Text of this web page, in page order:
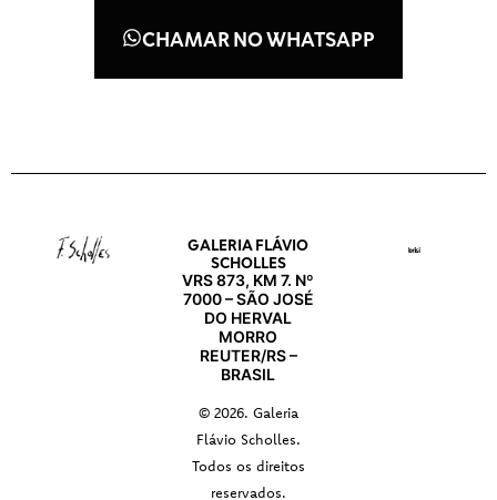
CHAMAR NO WHATSAPP
GALERIA FLÁVIO
SCHOLLES
VRS 873, KM 7. Nº
7000 – SÃO JOSÉ
DO HERVAL
MORRO
REUTER/RS –
BRASIL
© 2026. Galeria
Flávio Scholles.
Todos os direitos
reservados.